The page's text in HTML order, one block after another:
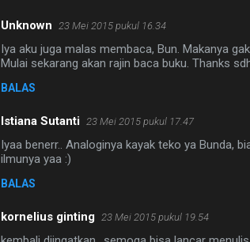
Unknown 23 Mei 2015 pukul 16.34
Iya aku juga malas membaca, Bun. Makanya
Mulai sekarang akan rajin baca buku. Thanks
BALAS
Istiana Sutanti 23 Mei 2015 pukul 17.47
Iyaa benerr.. Analoginya kayak teko ya Bunda,
ilmunya yaa :)
BALAS
kornelius ginting 23 Mei 2015 pukul 19.54